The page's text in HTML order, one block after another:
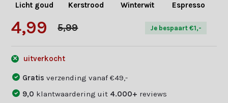
Licht goud Kerstrood Winterwit Espresso
4,99 5,99 Je bespaart €1,-
uitverkocht
Gratisverzending vanaf €49,-
9,0 klantwaardering uit 4.000+ reviews